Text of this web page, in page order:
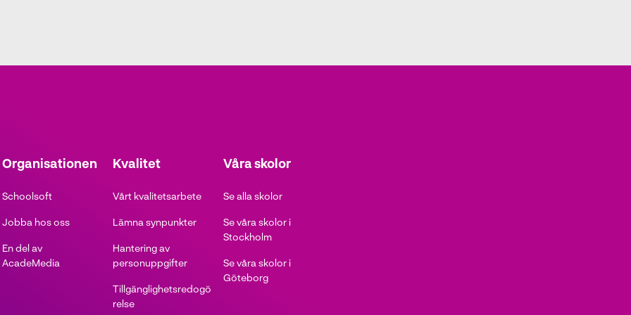
Organisationen
Schoolsoft
Jobba hos oss
En del av
AcadeMedia
Kvalitet
Vårt kvalitetsarbete
Lämna synpunkter
Hantering av
personuppgifter
Tillgänglighetsredogö
relse
Våra skolor
Se alla skolor
Se våra skolor i
Stockholm
Se våra skolor i
Göteborg